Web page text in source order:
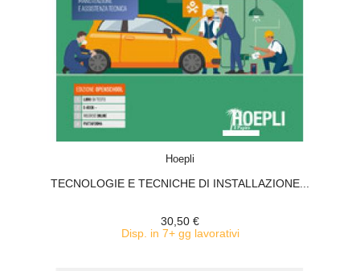
Hoepli
TECNOLOGIE E TECNICHE DI INSTALLAZIONE...
30,50 €
Disp. in 7+ gg lavorativi